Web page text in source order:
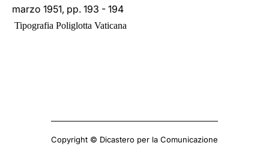
marzo 1951, pp. 193 - 194
Tipografia Poliglotta Vaticana
Copyright © Dicastero per la Comunicazione